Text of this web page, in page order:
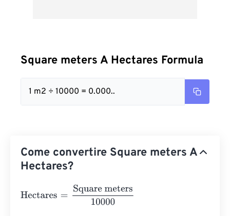
Square meters A Hectares Formula
1 m2 ÷ 10000 = 0.000..
Come convertire Square meters A
Hectares?
Hectares Square meters10000